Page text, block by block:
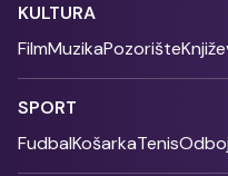
KULTURA
FilmMuzikaPozorište
SPORT
FudbalKošarkaTenis